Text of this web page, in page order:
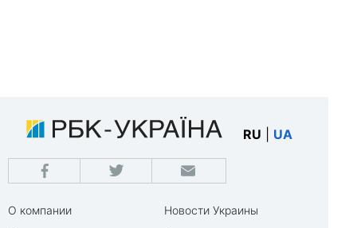
RU UA
О компании
Новости Украины